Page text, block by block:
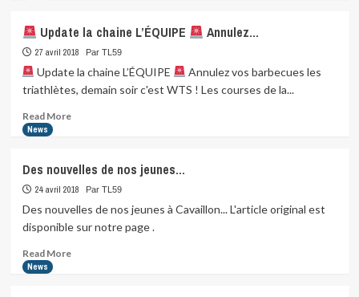
du
stage
ce
pour
nos
…
Update la chaine L’ÉQUIPE Annulez…
27 avril 2018 Par TL59
Update la chaine L’ÉQUIPE
Annulez vos barbecues les
triathlètes, demain soir c'est WTS ! Les courses de la...
Read MoreRead
Update
la
chaine
Annulez…
News
Des nouvelles de nos jeunes…
24 avril 2018 Par TL59
Des nouvelles de nos jeunes à Cavaillon... L'article original est
disponible sur notre page .
Read MoreRead
News